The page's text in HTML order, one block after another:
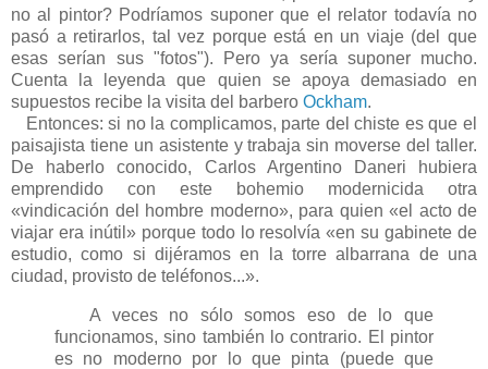
no al pintor? Podríamos suponer que el relator todavía no
pasó a retirarlos, tal vez porque está en un viaje (del que
esas serían sus "fotos"). Pero ya sería suponer mucho.
Cuenta la leyenda que quien se apoya demasiado en
supuestos recibe la visita del barbero Ockham.
Entonces: si no la complicamos, parte del chiste es que el
paisajista tiene un asistente y trabaja sin moverse del taller.
De haberlo conocido, Carlos Argentino Daneri hubiera
emprendido con este bohemio modernicida otra
«vindicación del hombre moderno», para quien «el acto de
viajar era inútil» porque todo lo resolvía «en su gabinete de
estudio, como si dijéramos en la torre albarrana de una
ciudad, provisto de teléfonos...».
A veces no sólo somos eso de lo que
funcionamos, sino también lo contrario. El pintor
es no moderno por lo que pinta (puede que